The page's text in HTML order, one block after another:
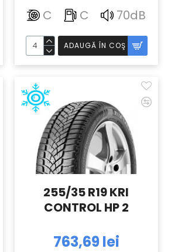
C C 70dB
ADAUGĂ ÎN COŞ
255/35 R19 KRI
CONTROL HP 2
763,69 lei